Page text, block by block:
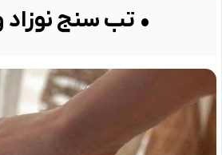
• تب سنج